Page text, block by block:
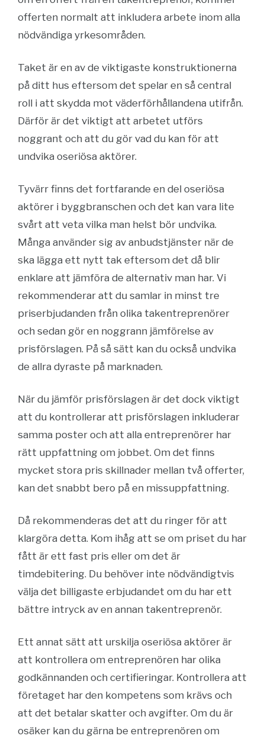
offerten normalt att inkludera arbete inom alla
nödvändiga yrkesområden.
Taket är en av de viktigaste konstruktionerna
på ditt hus eftersom det spelar en så central
roll i att skydda mot väderförhållandena utifrån.
Därför är det viktigt att arbetet utförs
noggrant och att du gör vad du kan för att
undvika oseriösa aktörer.
Tyvärr finns det fortfarande en del oseriösa
aktörer i byggbranschen och det kan vara lite
svårt att veta vilka man helst bör undvika.
Många använder sig av anbudstjänster när de
ska lägga ett nytt tak eftersom det då blir
enklare att jämföra de alternativ man har. Vi
rekommenderar att du samlar in minst tre
priserbjudanden från olika takentreprenörer
och sedan gör en noggrann jämförelse av
prisförslagen. På så sätt kan du också undvika
de allra dyraste på marknaden.
När du jämför prisförslagen är det dock viktigt
att du kontrollerar att prisförslagen inkluderar
samma poster och att alla entreprenörer har
rätt uppfattning om jobbet. Om det finns
mycket stora pris skillnader mellan två offerter,
kan det snabbt bero på en missuppfattning.
Då rekommenderas det att du ringer för att
klargöra detta. Kom ihåg att se om priset du har
fått är ett fast pris eller om det är
timdebitering. Du behöver inte nödvändigtvis
välja det billigaste erbjudandet om du har ett
bättre intryck av en annan takentreprenör.
Ett annat sätt att urskilja oseriösa aktörer är
att kontrollera om entreprenören har olika
godkännanden och certifieringar. Kontrollera att
företaget har den kompetens som krävs och
att det betalar skatter och avgifter. Om du är
osäker kan du gärna be entreprenören om